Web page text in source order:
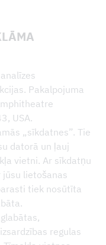
Pakalpojuma
USA.
„sīkdatnes”. Tie
datorā un ļauj
vietni. Ar sīkdatņu
lietošanas
tiek nosūtīta
regulas